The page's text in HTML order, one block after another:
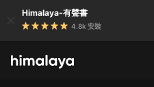
Himalaya-有聲書
4.8k 安裝